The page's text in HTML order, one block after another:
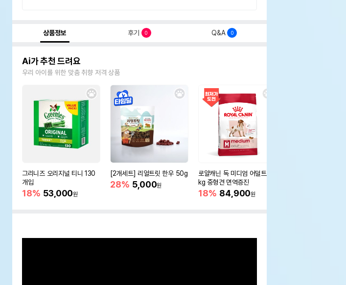
상품정보 후기 0 Q&A 0
Ai가 추천 드려요
우리 아이를 위한 맞춤 취향 저격 상품
그리니즈 오리지널 티니 130
개입
18% 53,000원
[2개세트] 리얼트릿 한우 50g
28% 5,000원
로얄캐닌 독 미디엄 어덜트 10
kg 중형견 면역증진
18% 84,900원